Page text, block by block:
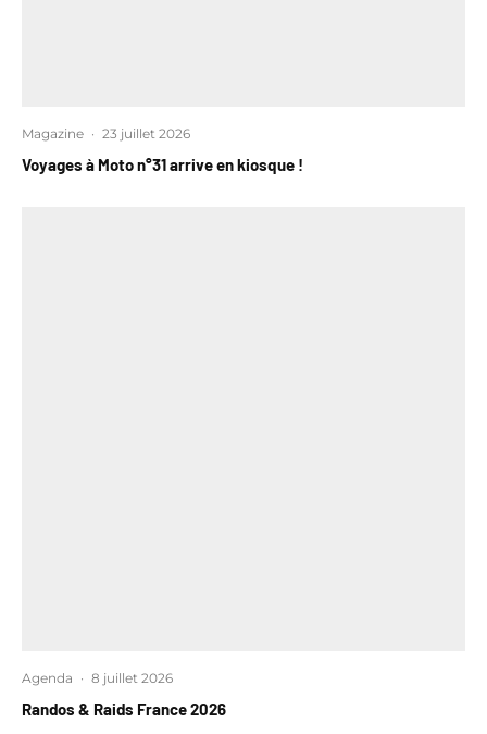
Magazine · 23 juillet 2026
Voyages à Moto n°31 arrive en kiosque !
Agenda · 8 juillet 2026
Randos & Raids France 2026